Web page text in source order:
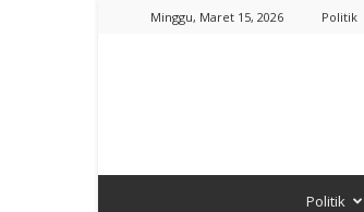
Minggu, Maret 15, 2026 Politik
Politik